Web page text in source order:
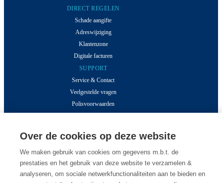
DIRECT REGELEN
Schade aangifte
Adreswijziging
Klantenzone
Digitale facturen
SUPPORT
Service & Contact
Veelgestelde vragen
Polisvoorwaarden
Klantverhalen
Over ons
Onze kantoren
Vacatures
Over de cookies op deze website
We maken gebruik van cookies om gegevens m.b.t. de
prestaties en het gebruik van deze website te verzamelen &
analyseren, om sociale netwerkfunctionaliteiten aan te bieden en